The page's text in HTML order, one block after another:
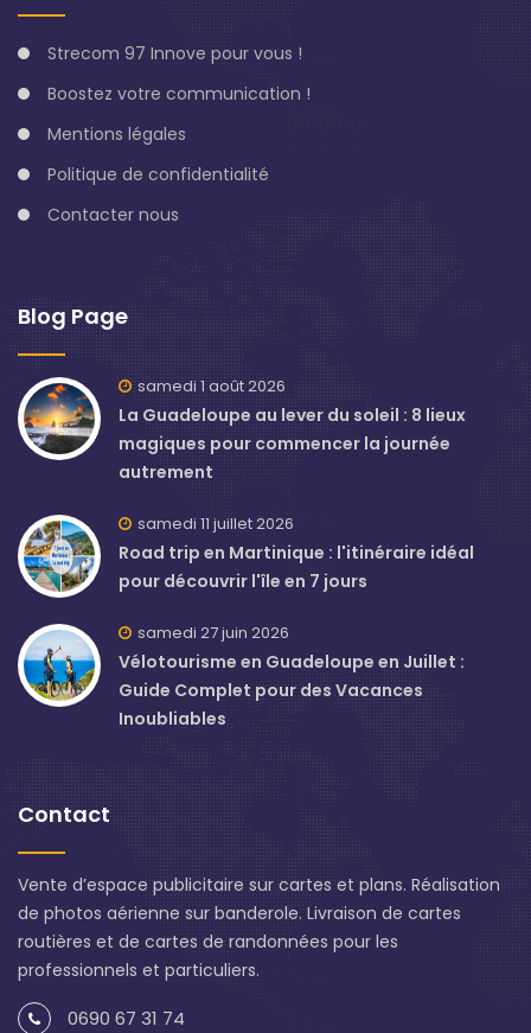
Strecom 97 Innove pour vous !
Boostez votre communication !
Mentions légales
Politique de confidentialité
Contacter nous
Blog Page
samedi 1 août 2026
La Guadeloupe au lever du soleil : 8 lieux
magiques pour commencer la journée
autrement
samedi 11 juillet 2026
Road trip en Martinique : l'itinéraire idéal
pour découvrir l'île en 7 jours
samedi 27 juin 2026
Vélotourisme en Guadeloupe en Juillet :
Guide Complet pour des Vacances
Inoubliables
Contact
Vente d’espace publicitaire sur cartes et plans. Réalisation
de photos aérienne sur banderole. Livraison de cartes
routières et de cartes de randonnées pour les
professionnels et particuliers.
0690 67 31 74